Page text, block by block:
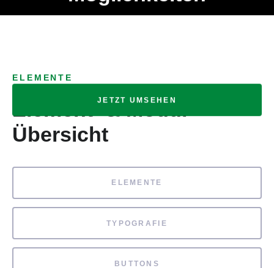
JETZT UMSEHEN
ELEMENTE
Element- & Modul-
Übersicht
ELEMENTE
TYPOGRAFIE
BUTTONS